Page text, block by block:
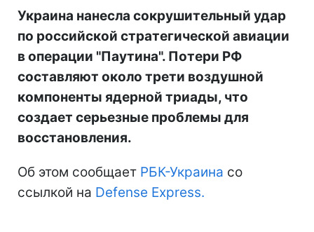
Украина нанесла сокрушительный удар
по российской стратегической авиации
в операции "Паутина". Потери РФ
составляют около трети воздушной
компоненты ядерной триады, что
создает серьезные проблемы для
восстановления.
Об этом сообщает РБК-Украина со
ссылкой на Defense Express.